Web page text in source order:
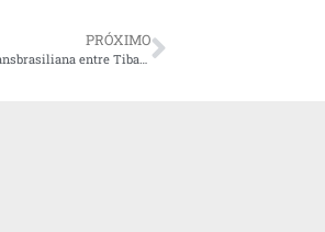
PRÓXIMO
Com apoio da União, Estado confirma projeto de conclusão da Transbrasiliana entre Tibagi e Imbituva